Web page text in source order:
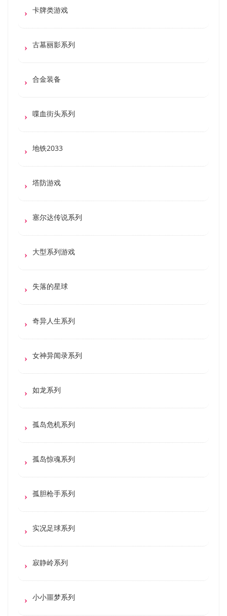
卡牌类游戏
古墓丽影系列
合金装备
喋血街头系列
地铁2033
塔防游戏
塞尔达传说系列
大型系列游戏
失落的星球
奇异人生系列
女神异闻录系列
如龙系列
孤岛危机系列
孤岛惊魂系列
孤胆枪手系列
实况足球系列
寂静岭系列
小小噩梦系列